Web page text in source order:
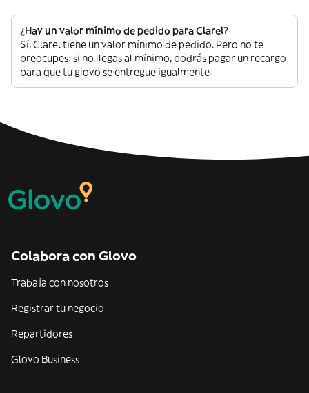
¿Hay un valor mínimo de pedido para Clarel?
Sí, Clarel tiene un valor mínimo de pedido. Pero no te
preocupes: si no llegas al mínimo, podrás pagar un recargo
para que tu glovo se entregue igualmente.
Colabora con Glovo
Trabaja con nosotros
Registrar tu negocio
Repartidores
Glovo Business